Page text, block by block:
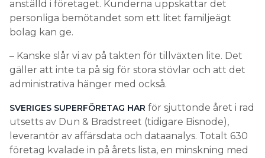
anställd i företaget. Kunderna uppskattar det
personliga bemötandet som ett litet familjeägt
bolag kan ge.
– Kanske slår vi av på takten för tillväxten lite. Det
gäller att inte ta på sig för stora stövlar och att det
administrativa hänger med också.
SVERIGES SUPERFÖRETAG HAR för sjuttonde året i rad
utsetts av Dun & Bradstreet (tidigare Bisnode),
leverantör av affärsdata och dataanalys. Totalt 630
företag kvalade in på årets lista, en minskning med